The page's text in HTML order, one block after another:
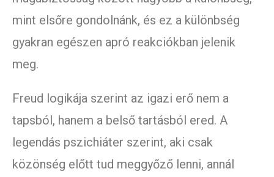
mint elsőre gondolnánk, és ez a különbség
gyakran egészen apró reakciókban jelenik
meg.
Freud logikája szerint az igazi erő nem a
tapsból, hanem a belső tartásból ered. A
legendás pszichiáter szerint, aki csak
közönség előtt tud meggyőző lenni, annál